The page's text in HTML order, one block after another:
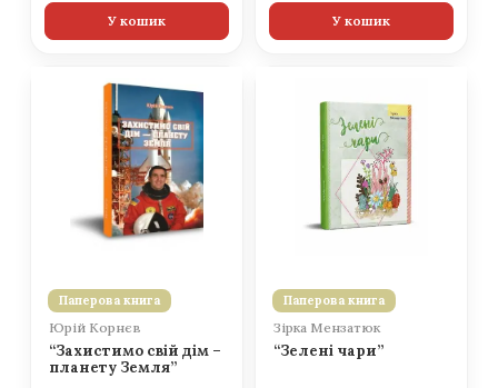
У кошик У кошик
Паперова книга
Юрій Корнєв
“Захистимо свій дім –
планету Земля”
Паперова книга
Зірка Мензатюк
“Зелені чари”